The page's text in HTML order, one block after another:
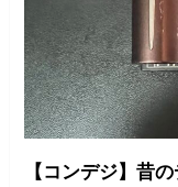
【コンデジ】昔